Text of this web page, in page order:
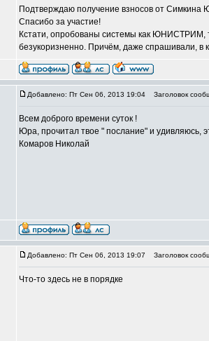
Подтверждаю получение взносов от Симкина
Спасибо за участие!
Кстати, опробованы системы как ЮНИСТРИМ,
безукоризненно. Причём, даже спрашивали, в
Добавлено: Пт Сен 06, 2013 19:04 Заголовок
Всем доброго времени суток !
Юра, прочитал твое " послание" и удивляюсь,
Комаров Николай
Добавлено: Пт Сен 06, 2013 19:07 Заголовок
Что-то здесь не в порядке